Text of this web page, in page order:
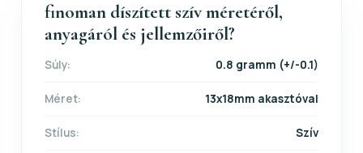
finoman díszített szív méretéről,
anyagáról és jellemzőiről?
Súly: 0.8 gramm (+/-0.1)
Méret: 13x18mm akasztóval
Stílus: Szív